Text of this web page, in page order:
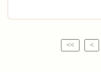
<< <